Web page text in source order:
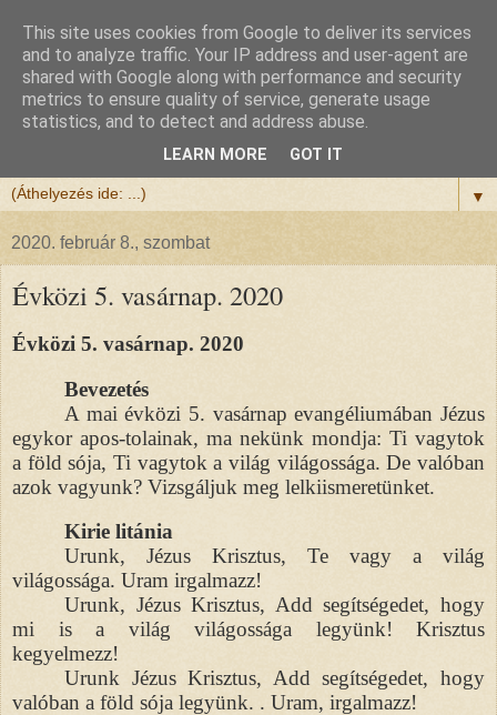
Félix atya
Szeretettel köszöntöm a honlapomra ellátogatót.
▼
2020. február 8., szombat
Évközi 5. vasárnap. 2020
Évközi 5. vasárnap. 2020
Bevezetés
A mai évközi 5. vasárnap evangéliumában Jézus
egykor apos-tolainak, ma nekünk mondja: Ti vagytok
a föld sója, Ti vagytok a világ világossága. De valóban
azok vagyunk? Vizsgáljuk meg lelkiismeretünket.
Kirie litánia
Urunk, Jézus Krisztus, Te vagy a világ
világossága. Uram irgalmazz!
Urunk, Jézus Krisztus, Add segítségedet, hogy
mi is a világ világossága legyünk! Krisztus
kegyelmezz!
Urunk Jézus Krisztus, Add segítségedet, hogy
valóban a föld sója legyünk. . Uram, irgalmazz!
This site uses cookies from Google to deliver its services
and to analyze traffic. Your IP address and user-agent are
shared with Google along with performance and security
metrics to ensure quality of service, generate usage
statistics, and to detect and address abuse.
LEARN MORE GOT IT